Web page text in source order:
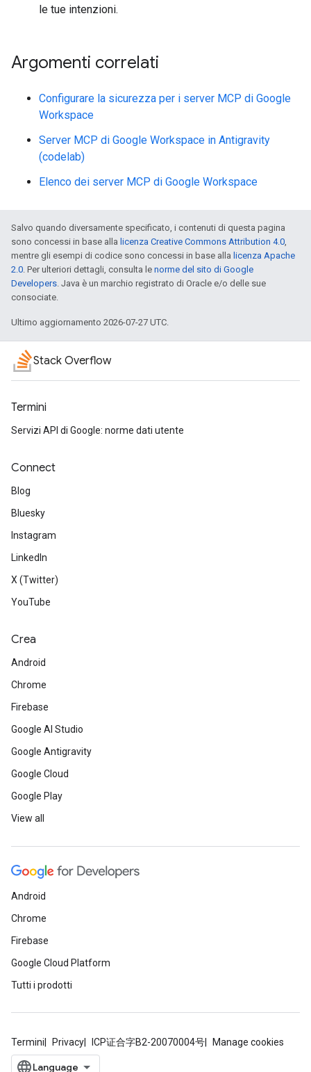
le tue intenzioni.
Argomenti correlati
Configurare la sicurezza per i server MCP di Google
Workspace
Server MCP di Google Workspace in Antigravity
(codelab)
Elenco dei server MCP di Google Workspace
Salvo quando diversamente specificato, i contenuti di questa pagina
sono concessi in base alla licenza Creative Commons Attribution 4.0,
mentre gli esempi di codice sono concessi in base alla licenza Apache
2.0. Per ulteriori dettagli, consulta le norme del sito di Google
Developers. Java è un marchio registrato di Oracle e/o delle sue
consociate.
Ultimo aggiornamento 2026-07-27 UTC.
Stack Overflow
Termini
Servizi API di Google: norme dati utente
Connect
Blog
Bluesky
Instagram
LinkedIn
X (Twitter)
YouTube
Crea
Android
Chrome
Firebase
Google AI Studio
Google Antigravity
Google Cloud
Google Play
View all
Android
Chrome
Firebase
Google Cloud Platform
Tutti i prodotti
Termini Privacy ICP证合字B2-20070004号 Manage cookies